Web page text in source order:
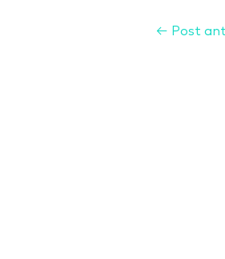
← Post